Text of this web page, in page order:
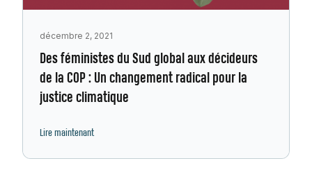
décembre 2, 2021
Des féministes du Sud global aux décideurs
de la COP : Un changement radical pour la
justice climatique
Lire maintenant